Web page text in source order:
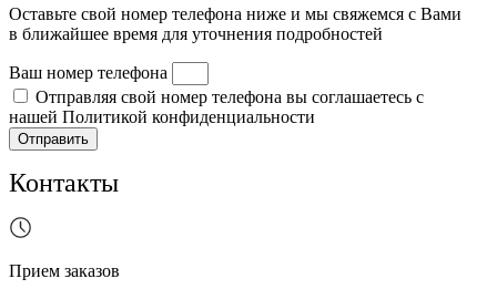
Оставьте свой номер телефона ниже и мы свяжемся с Вами
в ближайшее время для уточнения подробностей
Ваш номер телефона
Отправляя свой номер телефона вы соглашаетесь с
нашей Политикой конфиденциальности
Отправить
Контакты
Прием заказов